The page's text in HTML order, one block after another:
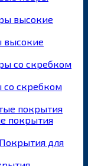
высокие
со скребком
покрытия
Покрытия для